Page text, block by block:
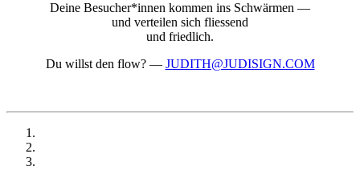
Deine Besucher*innen kommen ins Schwärmen —
und verteilen sich fliessend
und friedlich.
Du willst den flow? — JUDITH@JUDISIGN.COM